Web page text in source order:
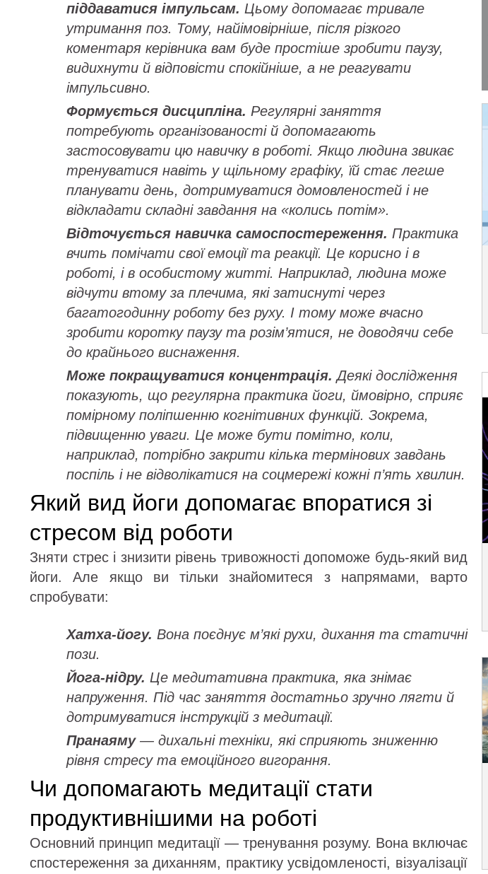
піддаватися імпульсам. Цьому допомагає тривале
утримання поз. Тому, найімовірніше, після різкого
коментаря керівника вам буде простіше зробити паузу,
видихнути й відповісти спокійніше, а не реагувати
імпульсивно.
Формується дисципліна. Регулярні заняття
потребують організованості й допомагають
застосовувати цю навичку в роботі. Якщо людина звикає
тренуватися навіть у щільному графіку, їй стає легше
планувати день, дотримуватися домовленостей і не
відкладати складні завдання на «колись потім».
Відточується навичка самоспостереження. Практика
вчить помічати свої емоції та реакції. Це корисно і в
роботі, і в особистому житті. Наприклад, людина може
відчути втому за плечима, які затиснуті через
багатогодинну роботу без руху. І тому може вчасно
зробити коротку паузу та розім’ятися, не доводячи себе
до крайнього виснаження.
Може покращуватися концентрація. Деякі дослідження
показують, що регулярна практика йоги, ймовірно, сприяє
помірному поліпшенню когнітивних функцій. Зокрема,
підвищенню уваги. Це може бути помітно, коли,
наприклад, потрібно закрити кілька термінових завдань
поспіль і не відволікатися на соцмережі кожні п’ять хвилин.
Який вид йоги допомагає впоратися зі
стресом від роботи
Зняти стрес і знизити рівень тривожності допоможе будь-який вид
йоги. Але якщо ви тільки знайомитеся з напрямами, варто
спробувати:
Хатха-йогу. Вона поєднує м’які рухи, дихання та статичні
пози.
Йога-нідру. Це медитативна практика, яка знімає
напруження. Під час заняття достатньо зручно лягти й
дотримуватися інструкцій з медитації.
Пранаяму— дихальні техніки, які сприяють зниженню
рівня стресу та емоційного вигорання.
Чи допомагають медитації стати
продуктивнішими на роботі
Основний принцип медитації — тренування розуму. Вона включає
спостереження за диханням, практику усвідомленості, візуалізації